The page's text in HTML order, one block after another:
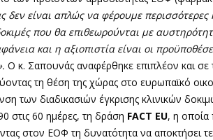
δεν είναι απλώς να φέρουμε περισσότερες
που θα επιθεωρούνται με
και η αξιοπιστία είναι οι
Ο κ. Σαπουνάς αναφέρθηκε επιπλέον και σε
τη θέση της χώρας στο ευρωπαϊκό
των διαδικασιών έγκρισης κλινικών
στις 60 ημέρες, τη δράση FACT EU, η οποία
στον ΕΟΦ τη δυνατότητα να αποκτήσει